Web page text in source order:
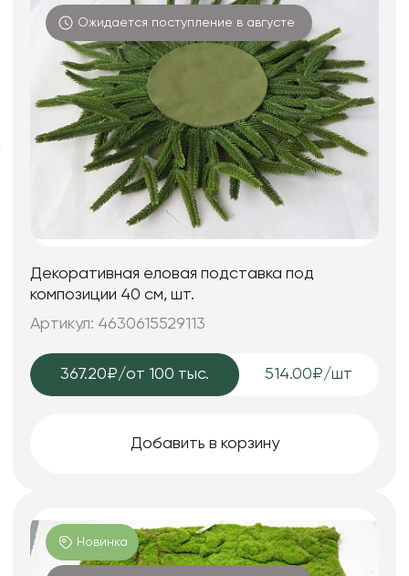
Декоративные вазы, кашпо
Фоамиран
Игрушки мягкие
Изделия из металла
Ожидается поступление в августе
Декоративная еловая подставка под
композиции 40 см, шт.
Артикул: 4630615529113
367.20₽/от 100 тыс. 514.00₽/шт
Добавить в корзину
Новинка